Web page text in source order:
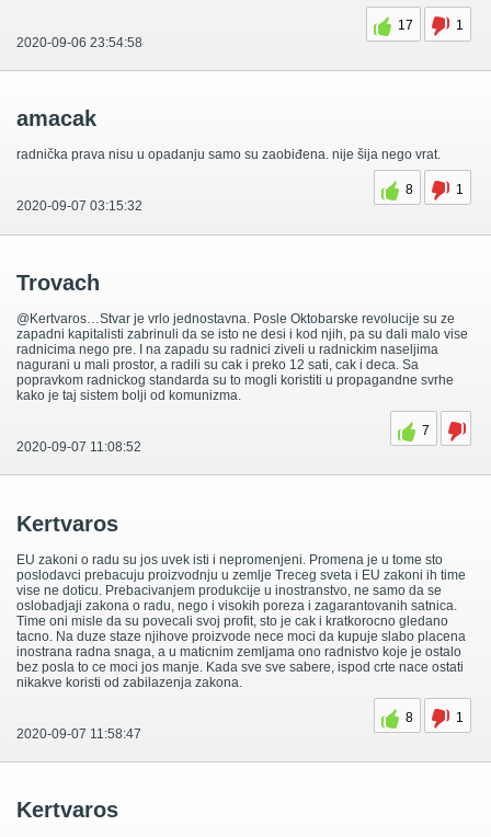
17
1
2020-09-06 23:54:58
amacak
radnička prava nisu u opadanju samo su zaobiđena. nije šija nego vrat.
8
1
2020-09-07 03:15:32
Trovach
@Kertvaros…Stvar je vrlo jednostavna. Posle Oktobarske revolucije su ze
zapadni kapitalisti zabrinuli da se isto ne desi i kod njih, pa su dali malo vise
radnicima nego pre. I na zapadu su radnici ziveli u radnickim naseljima
nagurani u mali prostor, a radili su cak i preko 12 sati, cak i deca. Sa
popravkom radnickog standarda su to mogli koristiti u propagandne svrhe
kako je taj sistem bolji od komunizma.
7
2020-09-07 11:08:52
Kertvaros
EU zakoni o radu su jos uvek isti i nepromenjeni. Promena je u tome sto
poslodavci prebacuju proizvodnju u zemlje Treceg sveta i EU zakoni ih time
vise ne doticu. Prebacivanjem produkcije u inostranstvo, ne samo da se
oslobadjaji zakona o radu, nego i visokih poreza i zagarantovanih satnica.
Time oni misle da su povecali svoj profit, sto je cak i kratkorocno gledano
tacno. Na duze staze njihove proizvode nece moci da kupuje slabo placena
inostrana radna snaga, a u maticnim zemljama ono radnistvo koje je ostalo
bez posla to ce moci jos manje. Kada sve sve sabere, ispod crte nace ostati
nikakve koristi od zabilazenja zakona.
8
1
2020-09-07 11:58:47
Kertvaros